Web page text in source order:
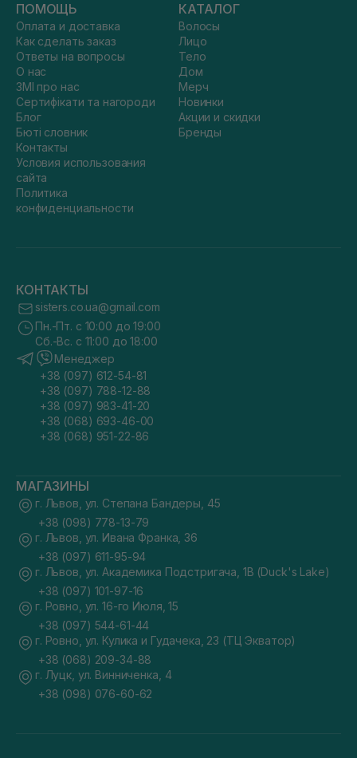
ПОМОЩЬ
Оплата и доставка
Как сделать заказ
Ответы на вопросы
О нас
ЗМІ про нас
Сертифікати та нагороди
Блог
Бюті словник
Контакты
Условия использования
сайта
Политика
конфиденциальности
КАТАЛОГ
Волосы
Лицо
Тело
Дом
Мерч
Новинки
Акции и скидки
Бренды
КОНТАКТЫ
sisters.co.ua@gmail.com
Пн.-Пт. с 10:00 до 19:00
Сб.-Вс. с 11:00 до 18:00
Менеджер
+38 (097) 612-54-81
+38 (097) 788-12-88
+38 (097) 983-41-20
+38 (068) 693-46-00
+38 (068) 951-22-86
МАГАЗИНЫ
г. Львов, ул. Степана Бандеры, 45
+38 (098) 778-13-79
г. Львов, ул. Ивана Франка, 36
+38 (097) 611-95-94
г. Львов, ул. Академика Подстригача, 1В (Duck's Lake)
+38 (097) 101-97-16
г. Ровно, ул. 16-го Июля, 15
+38 (097) 544-61-44
г. Ровно, ул. Кулика и Гудачека, 23 (ТЦ Экватор)
+38 (068) 209-34-88
г. Луцк, ул. Винниченка, 4
+38 (098) 076-60-62